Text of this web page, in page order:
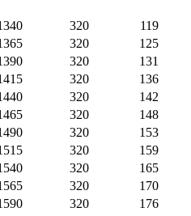
320
119
320
125
320
131
320
136
320
142
320
148
320
153
320
159
320
165
320
170
320
176